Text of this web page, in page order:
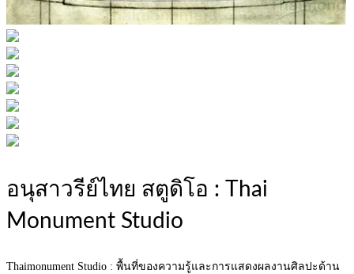
อนุสาวรีย์ไทย สตูดิโอ : Thai
Monument Studio
Thaimonument Studio : พื้นที่ของความรู้และการแสดงผลงานศิลปะด้าน